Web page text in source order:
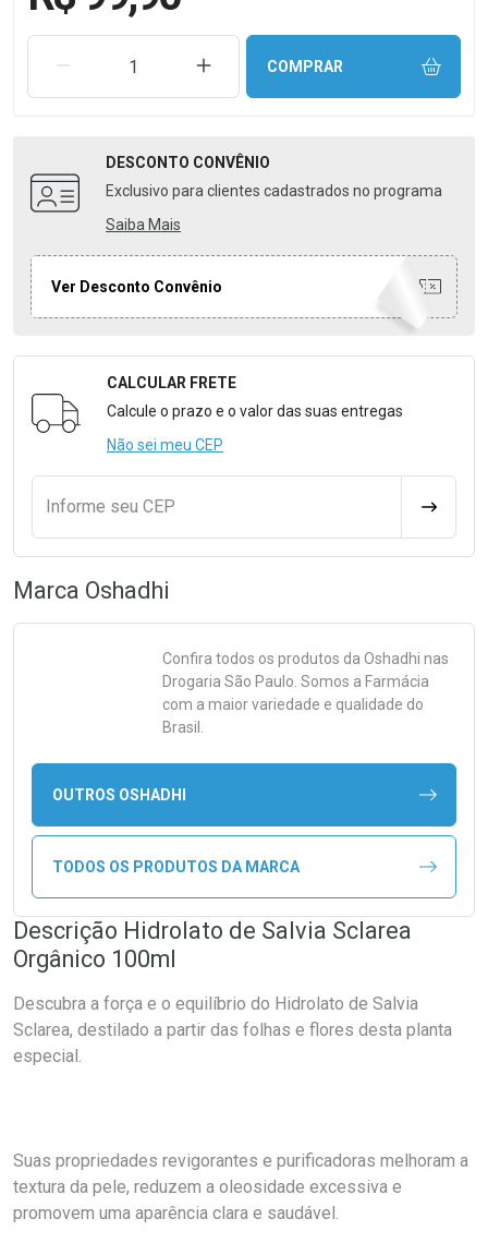
REMOVER UMA UNIDADEAUMENTAR UMA UNIDADE
COMPRAR
DESCONTO CONVÊNIO
Exclusivo para clientes cadastrados no programa
Saiba Mais
Ver Desconto Convênio
Formulário para Calcular o Frete
CALCULAR FRETE
Calcule o prazo e o valor das suas entregas
Não sei meu CEP
Informe seu CEP
Marca Oshadhi
Confira todos os produtos da Oshadhi nas
Drogaria São Paulo. Somos a Farmácia
com a maior variedade e qualidade do
Brasil.
OUTROS OSHADHI
TODOS OS PRODUTOS DA MARCA
Descrição Hidrolato de Salvia Sclarea
Orgânico 100ml
Descubra a força e o equilíbrio do Hidrolato de Salvia
Sclarea, destilado a partir das folhas e flores desta planta
especial.
Suas propriedades revigorantes e purificadoras melhoram a
textura da pele, reduzem a oleosidade excessiva e
promovem uma aparência clara e saudável.